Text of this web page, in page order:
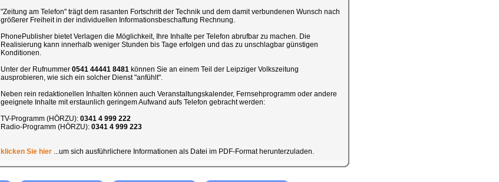
"Zeitung am Telefon" trägt dem rasanten Fortschritt der Technik und dem damit verbundenen Wunsch nach
größerer Freiheit in der individuellen Informationsbeschaffung Rechnung.
PhonePublisher bietet Verlagen die Möglichkeit, Ihre Inhalte per Telefon abrufbar zu machen. Die
Realisierung kann innerhalb weniger Stunden bis Tage erfolgen und das zu unschlagbar günstigen
Konditionen.
Unter der Rufnummer 0541 44441 8481 können Sie an einem Teil der Leipziger Volkszeitung
ausprobieren, wie sich ein solcher Dienst "anfühlt".
Neben rein redaktionellen Inhalten können auch Veranstaltungskalender, Fernsehprogramm oder andere
geeignete Inhalte mit erstaunlich geringem Aufwand aufs Telefon gebracht werden:
TV-Programm (HÖRZU): 0341 4 999 222
Radio-Programm (HÖRZU): 0341 4 999 223
klicken Sie hier...um sich ausführlichere Informationen als Datei im PDF-Format herunterzuladen.